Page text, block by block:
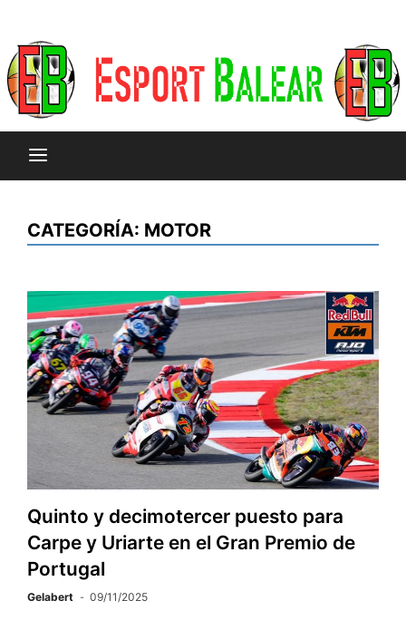
CATEGORÍA: MOTOR
Quinto y decimotercer puesto para
Carpe y Uriarte en el Gran Premio de
Portugal
Gelabert 09/11/2025